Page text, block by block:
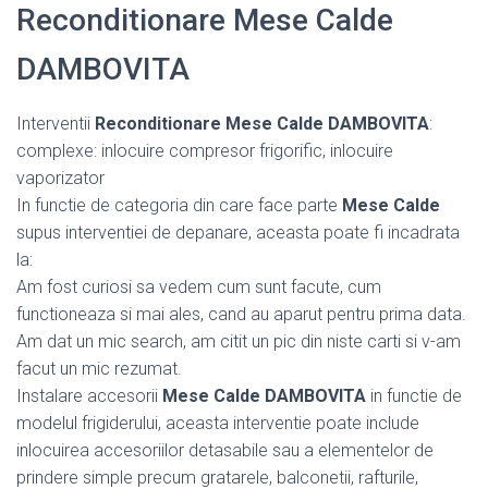
Reconditionare Mese Calde
DAMBOVITA
Interventii Reconditionare Mese Calde DAMBOVITA:
complexe: inlocuire compresor frigorific, inlocuire
vaporizator
In functie de categoria din care face parte Mese Calde
supus interventiei de depanare, aceasta poate fi incadrata
la:
Am fost curiosi sa vedem cum sunt facute, cum
functioneaza si mai ales, cand au aparut pentru prima data.
Am dat un mic search, am citit un pic din niste carti si v-am
facut un mic rezumat.
Instalare accesorii Mese Calde DAMBOVITA in functie de
modelul frigiderului, aceasta interventie poate include
inlocuirea accesoriilor detasabile sau a elementelor de
prindere simple precum gratarele, balconetii, rafturile,